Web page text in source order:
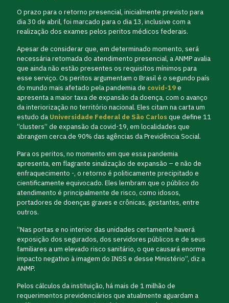
O prazo para o retorno presencial, inicialmente previsto para
dia 30 de abril, foi marcado para o dia 13, inclusive com a
realização dos exames pelos peritos médicos federais.
Apesar de considerar que, em determinado momento, será
necessária retomada do atendimento presencial, a ANMP avalia
que ainda não estão presentes os requisitos mínimos para
esse serviço. Os peritos argumentam o Brasil é o segundo país
do mundo mais afetado pela pandemia de covid-19e
apresenta a maior taxa de expansão da doença, com o avanço
da interiorização no território nacional. Eles citam na carta um
estudo da Universidade Federal de São Carlosque define 11
“clusters” de expansão da covid-19, em localidades que
abrangem cerca de 90% das agências da Previdência Social.
Para os peritos, no momento em que essa pandemia
apresenta, em flagrante sinalização de expansão – e não de
enfraquecimento -, o retorno é politicamente precipitado e
cientificamente equivocado. Eles lembram que o público do
atendimento é principalmente de risco, como idosos,
portadores de doenças graves e crônicas, gestantes, entre
outros.
“Nas portas e no interior das unidades certamente haverá
exposição dos segurados, dos servidores públicos e de seus
familiares a um elevado risco sanitário, o que causará enorme
impacto negativo à imagem do INSS e desse Ministério”, diz a
ANMP.
Pelos cálculos da instituição, há mais de 1 milhão de
requerimentos previdenciários que atualmente aguardam a